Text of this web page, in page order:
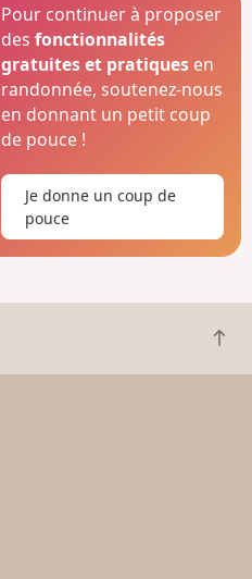
Pour continuer à proposer
desfonctionnalités
gratuites et pratiques en
randonnée, soutenez-nous
en donnant un petit coup
de pouce !
Je donne un coup de
pouce
R
e